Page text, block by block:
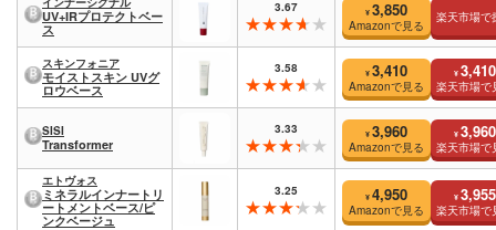
UV+IRプロテクトベー
ス
3.67 ¥ 3,850
Amazonで見る
楽天市場で
スキンフォニア
モイストスキン UVグ
ロウベース
3.58 ¥ 3,410
Amazonで見る
¥ 3,410
楽天市場で
SISI
Transformer
3.33 ¥ 3,960
Amazonで見る
¥ 3,960
楽天市場で
エトヴォス
ミネラルインナートリ
ートメントベース/ピ
ンクベージュ
3.25 ¥ 4,950
Amazonで見る
¥ 3,955
楽天市場で